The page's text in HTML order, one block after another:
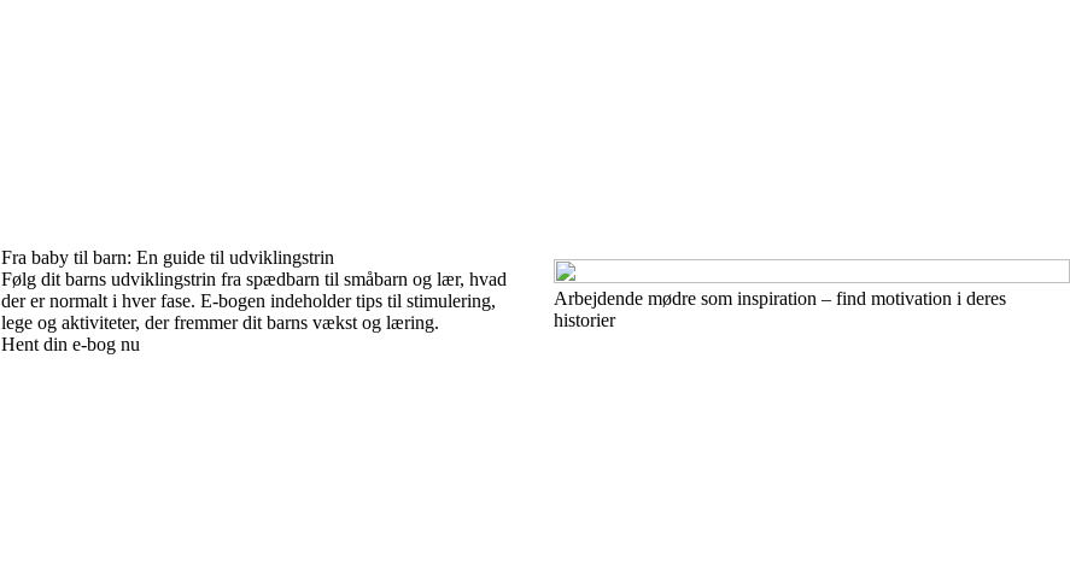
Fra baby til barn: En guide til udviklingstrin
Følg dit barns udviklingstrin fra spædbarn til småbarn og lær, hvad
der er normalt i hver fase. E-bogen indeholder tips til stimulering,
lege og aktiviteter, der fremmer dit barns vækst og læring.
Hent din e-bog nu
Arbejdende mødre som inspiration – find motivation i deres
historier